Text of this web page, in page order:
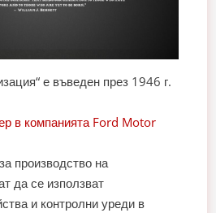
е въведен през 1946 г.
в компанията Ford Motor
производство на
да се използват
и контролни уреди в